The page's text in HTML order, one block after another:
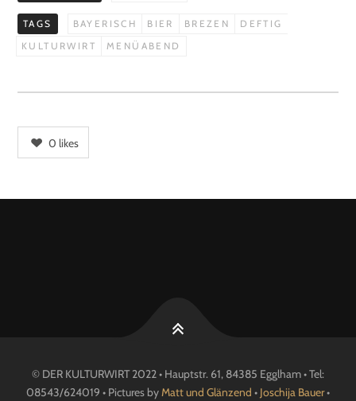
TAGS BAYERISCH BIER BREZEN
DEFTIG
KULTURWIRT
MENÜABEND
0 likes
© DER KULTURWIRT 2022 • Hauptstr. 61, 84385 Egglham • Tel:
08543/624019 • Pictures byMatt und Glänzend • Joschija Bauer•